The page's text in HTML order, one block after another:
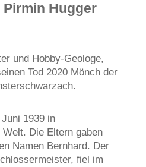
Pirmin Hugger
und Hobby-Geologe,
Tod 2020 Mönch der
1939 in
Die Eltern gaben
Namen Bernhard. Der
fiel im